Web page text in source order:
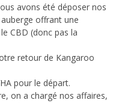
avons été déposer nos
offrant une
CBD (donc pas la
retour de Kangaroo
pour le départ.
on a chargé nos affaires,